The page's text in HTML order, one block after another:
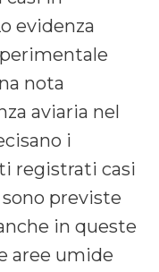
evidenza
nota
aviaria nel
i
registrati casi
previste
in queste
aree umide